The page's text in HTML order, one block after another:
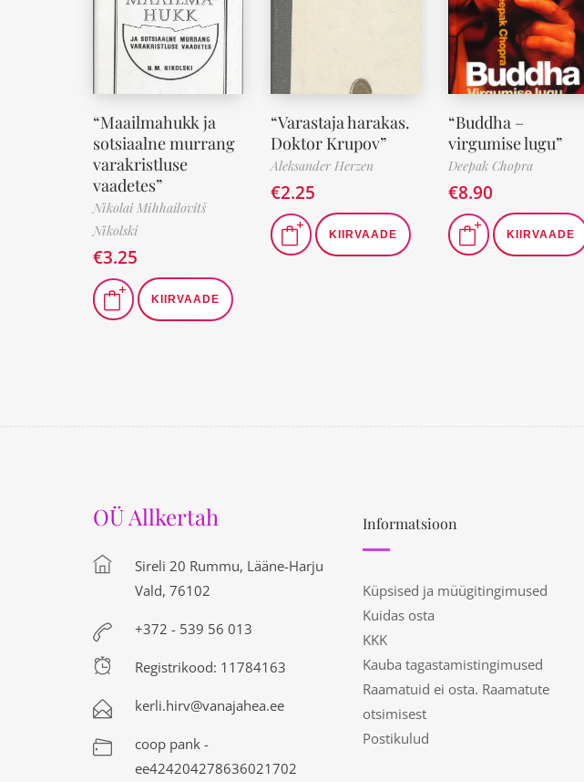
“Maailmahukk ja
sotsiaalne murrang
varakristluse
vaadetes”
Nikolai Mihhailovitš
Nikolski
€3.25
KIIRVAADE
“Varastaja harakas.
Doktor Krupov”
Aleksander Herzen
€2.25
KIIRVAADE
“Buddha –
virgumise lugu”
Deepak Chopra
€8.90
KIIRVAADE
OÜ Allkertah
Sireli 20 Rummu, Lääne-Harju
Vald, 76102
+372 - 539 56 013
Registrikood: 11784163
kerli.hirv@vanajahea.ee
coop pank -
ee424204278636021702
Informatsioon
Küpsised ja müügitingimused
Kuidas osta
KKK
Kauba tagastamistingimused
Raamatuid ei osta. Raamatute
otsimisest
Postikulud